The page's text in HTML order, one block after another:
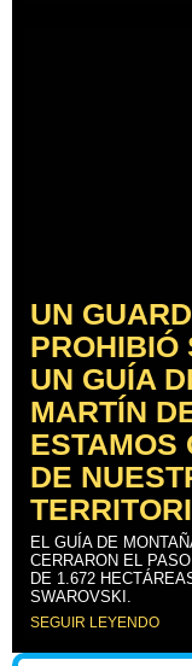
UN
PROHIBIÓ
UN GUÍA
MARTÍN
ESTAMOS
DE
EL GUÍA DE
CERRARON EL
DE 1.672
SWAROVSKI.
SEGUIR LEYENDO